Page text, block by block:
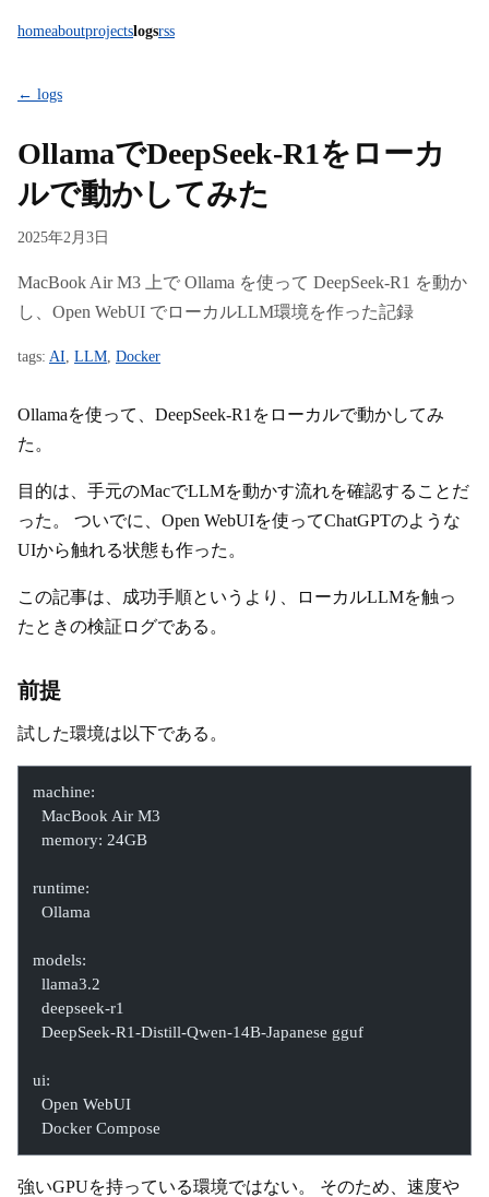
homeaboutprojectslogsrss
← logs
OllamaでDeepSeek-R1をローカ
ルで動かしてみた
2025年2月3日
MacBook Air M3 上で Ollama を使って DeepSeek-R1 を動か
し、Open WebUI でローカルLLM環境を作った記録
tags: AI LLM Docker
Ollamaを使って、DeepSeek-R1をローカルで動かしてみ
た。
目的は、手元のMacでLLMを動かす流れを確認することだ
った。 ついでに、Open WebUIを使ってChatGPTのような
UIから触れる状態も作った。
この記事は、成功手順というより、ローカルLLMを触っ
たときの検証ログである。
前提
試した環境は以下である。
machine:
  MacBook Air M3
  memory: 24GB
runtime:
  Ollama
models:
  llama3.2
  deepseek-r1
  DeepSeek-R1-Distill-Qwen-14B-Japanese gguf
ui:
  Open WebUI
  Docker Compose
強いGPUを持っている環境ではない。 そのため、速度や